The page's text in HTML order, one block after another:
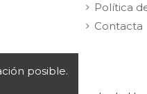
Política
Contacta
posible.